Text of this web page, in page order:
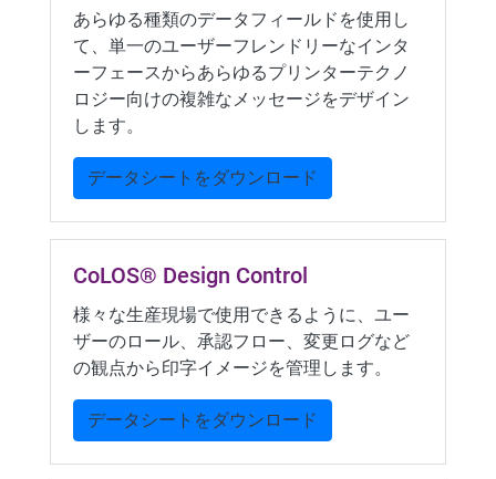
あらゆる種類のデータフィールドを使用し
て、単一のユーザーフレンドリーなインタ
ーフェースからあらゆるプリンターテクノ
ロジー向けの複雑なメッセージをデザイン
します。
データシートをダウンロード
CoLOS® Design Control
様々な生産現場で使用できるように、ユー
ザーのロール、承認フロー、変更ログなど
の観点から印字イメージを管理します。
データシートをダウンロード